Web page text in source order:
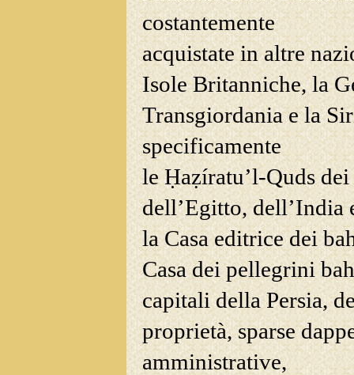
costantemente
acquistate in altre
Isole Britanniche, la
Transgiordania e la
specificamente
le Ḥaẓíratu’l-Quds
dell’Egitto, dell’India
la Casa editrice dei
Casa dei pellegrini
capitali della Persia,
proprietà, sparse
amministrative,